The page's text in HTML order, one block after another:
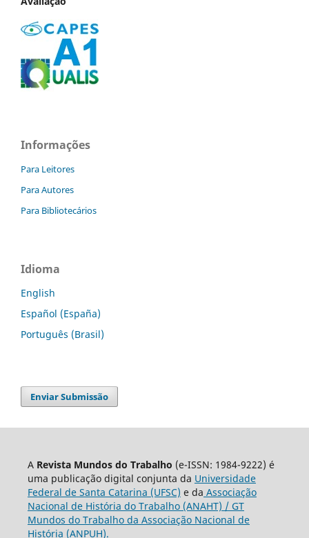
Informações
Para Leitores
Para Autores
Para Bibliotecários
Idioma
English
Español (España)
Português (Brasil)
Enviar Submissão
A Revista Mundos do Trabalho (e-ISSN: 1984-9222) é
uma publicação digital conjunta da Universidade
Federal de Santa Catarina (UFSC) e da Associação
Nacional de História do Trabalho (ANAHT) / GT
Mundos do Trabalho da Associação Nacional de
História (ANPUH).